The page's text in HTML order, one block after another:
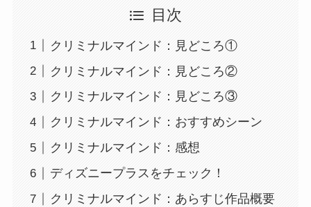
目次
クリミナルマインド：見どころ①
クリミナルマインド：見どころ②
クリミナルマインド：見どころ③
クリミナルマインド：おすすめシーン
クリミナルマインド：感想
ディズニープラスをチェック！
クリミナルマインド：あらすじ作品概要